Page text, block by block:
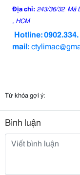
Địa chỉ: 243/36/32 Mã
, HCM
Hotline:
mail:
Từ khóa gợi ý:
Bình luận